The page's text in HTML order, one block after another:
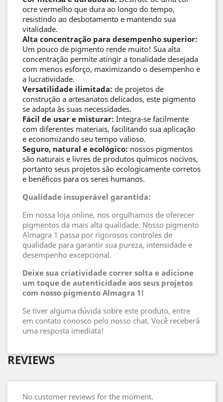
ocre vermelho que dura ao longo do tempo,
resistindo ao desbotamento e mantendo sua
vitalidade.
Alta concentração para desempenho superior:
Um pouco de pigmento rende muito! Sua alta
concentração permite atingir a tonalidade desejada
com menos esforço, maximizando o desempenho e
a lucratividade.
Versatilidade ilimitada: de projetos de
construção a artesanatos delicados, este pigmento
se adapta às suas necessidades.
Fácil de usar e misturar: Integra-se facilmente
com diferentes materiais, facilitando sua aplicação
e economizando seu tempo valioso.
Seguro, natural e ecológico: nossos pigmentos
são naturais e livres de produtos químicos nocivos,
portanto seus projetos são ecologicamente corretos
e benéficos para os seres humanos.
Qualidade insuperável garantida:
Em nossa loja online, nos orgulhamos de oferecer
pigmentos da mais alta qualidade. Nosso pigmento
Almagra 1 passa por rigorosos controles de
qualidade para garantir sua pureza, intensidade e
desempenho excepcional.
Deixe sua criatividade correr solta e adicione
um toque de autenticidade aos seus projetos
com nosso pigmento Almagra 1!
Se tiver alguma dúvida sobre este produto, entre
em contato conosco pelo nosso chat. Você receberá
uma resposta imediata!
REVIEWS
No customer reviews for the moment.